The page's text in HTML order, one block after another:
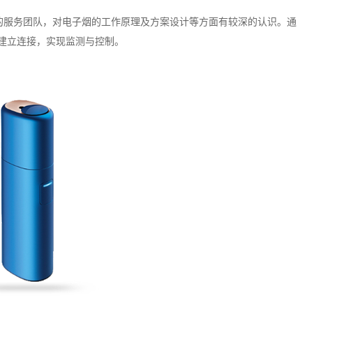
务团队，对电子烟的工作原理及方案设计等方面有较深的认识。通
连接，实现监测与控制。